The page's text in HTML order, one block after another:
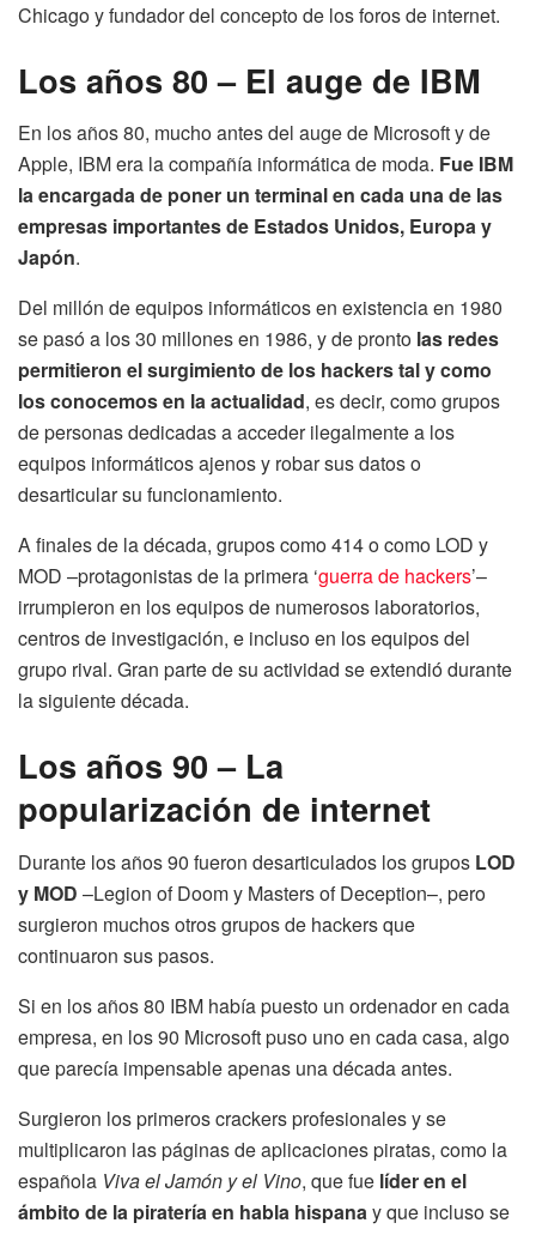
Chicago y fundador del concepto de los foros de internet.
Los años 80 – El auge de IBM
En los años 80, mucho antes del auge de Microsoft y de
Apple, IBM era la compañía informática de moda. Fue IBM
la encargada de poner un terminal en cada una de las
empresas importantes de Estados Unidos, Europa y
Japón.
Del millón de equipos informáticos en existencia en 1980
se pasó a los 30 millones en 1986, y de pronto las redes
permitieron el surgimiento de los hackers tal y como
los conocemos en la actualidad, es decir, como grupos
de personas dedicadas a acceder ilegalmente a los
equipos informáticos ajenos y robar sus datos o
desarticular su funcionamiento.
A finales de la década, grupos como 414 o como LOD y
MOD –protagonistas de la primera ‘guerra de hackers’–
irrumpieron en los equipos de numerosos laboratorios,
centros de investigación, e incluso en los equipos del
grupo rival. Gran parte de su actividad se extendió durante
la siguiente década.
Los años 90 – La
popularización de internet
Durante los años 90 fueron desarticulados los grupos LOD
y MOD –Legion of Doom y Masters of Deception–, pero
surgieron muchos otros grupos de hackers que
continuaron sus pasos.
Si en los años 80 IBM había puesto un ordenador en cada
empresa, en los 90 Microsoft puso uno en cada casa, algo
que parecía impensable apenas una década antes.
Surgieron los primeros crackers profesionales y se
multiplicaron las páginas de aplicaciones piratas, como la
española Viva el Jamón y el Vino, que fue líder en el
ámbito de la piratería en habla hispana y que incluso se